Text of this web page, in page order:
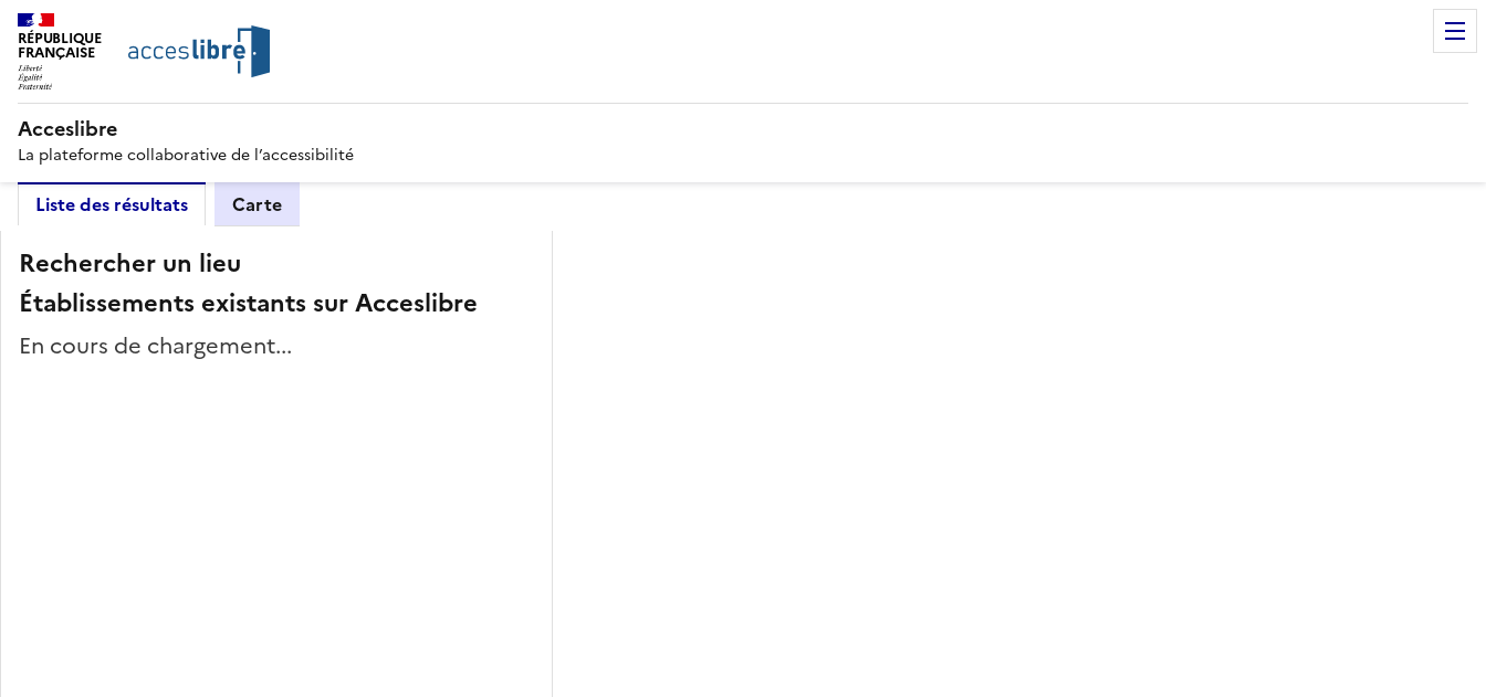
RÉPUBLIQUE
FRANÇAISE
Acceslibre
La plateforme collaborative de l’accessibilité
Liste des résultats Carte
Rechercher un lieu
Établissements existants sur Acceslibre
En cours de chargement...